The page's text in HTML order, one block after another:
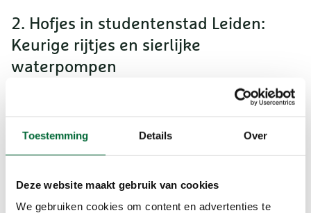
Toestemming Details Over
Deze website maakt gebruik van cookies
We gebruiken cookies om content en advertenties te
2. Hofjes in studentenstad Leiden:
Keurige rijtjes en sierlijke
waterpompen
studentenstad. Een kant en klare hofjeswandeling
kaartkun je zelf je route langs 56 Leidse hofjes
samenstellen.
3. De mooiste van Groningen: Voor